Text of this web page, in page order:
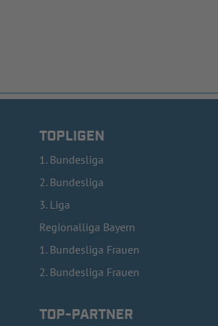
TOPLIGEN
1. Bundesliga
2. Bundesliga
3. Liga
Regionalliga Bayern
1. Bundesliga Frauen
2. Bundesliga Frauen
TOP-PARTNER